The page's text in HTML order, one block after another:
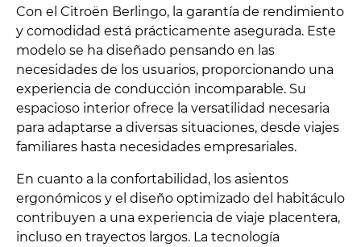
Con el Citroën Berlingo, la garantía de rendimiento
y comodidad está prácticamente asegurada. Este
modelo se ha diseñado pensando en las
necesidades de los usuarios, proporcionando una
experiencia de conducción incomparable. Su
espacioso interior ofrece la versatilidad necesaria
para adaptarse a diversas situaciones, desde viajes
familiares hasta necesidades empresariales.
En cuanto a la confortabilidad, los asientos
ergonómicos y el diseño optimizado del habitáculo
contribuyen a una experiencia de viaje placentera,
incluso en trayectos largos. La tecnología